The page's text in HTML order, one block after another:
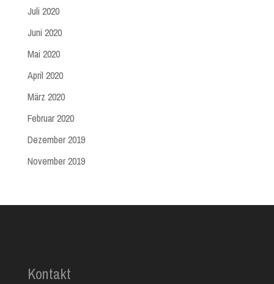
Juli 2020
Juni 2020
Mai 2020
April 2020
März 2020
Februar 2020
Dezember 2019
November 2019
Kontakt